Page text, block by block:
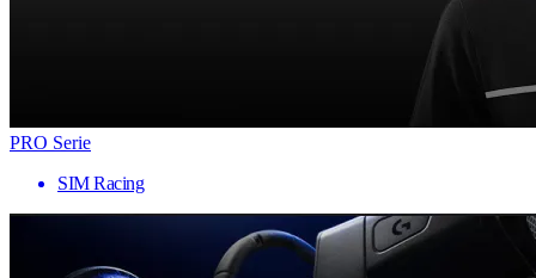
PRO Serie
SIM Racing